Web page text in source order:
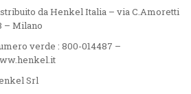
da Henkel Italia – via C.Amoretti
– Milano
verde : 800-014487 –
Srl